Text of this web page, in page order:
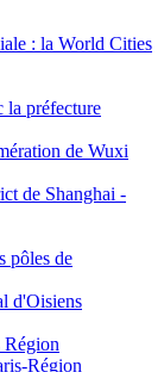
: la World Cities
la préfecture
de Wuxi
de Shanghai -
pôles de
d'Oisiens
Région
Région